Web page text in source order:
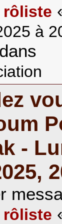
rôliste
à
-
rôliste